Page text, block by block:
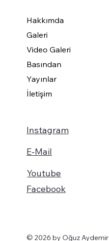
Hakkımda
Galeri
Video Galeri
Basından
Yayınlar
İletişim
Instagram
Facebook
Youtube
E-Mail
© 2026 by Oğuz Aydemir